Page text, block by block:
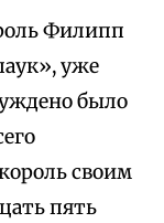
Филипп
уже
было
своим
пять